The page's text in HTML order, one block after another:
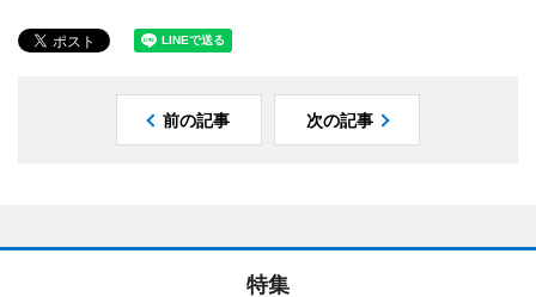
前の記事 次の記事
特集